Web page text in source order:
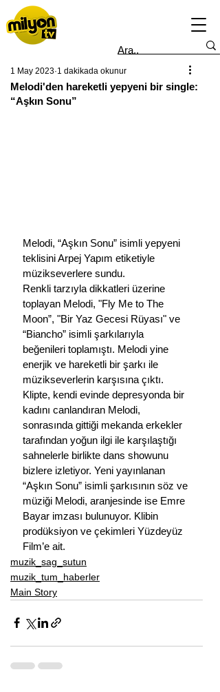
Melodi'den hareketli yepyeni bir single:
“Aşkın Sonu”
1 May 2023 1 dakikada okunur
Melodi, “Aşkın Sonu” isimli yepyeni
teklisini Arpej Yapım etiketiyle
müzikseverlere sundu.
Renkli tarzıyla dikkatleri üzerine
toplayan Melodi, "Fly Me to The
Moon”, "Bir Yaz Gecesi Rüyası" ve
“Biancho” isimli şarkılarıyla
beğenileri toplamıştı. Melodi yine
enerjik ve hareketli bir şarkı ile
müzikseverlerin karşısına çıktı.
Klipte, kendi evinde depresyonda bir
kadını canlandıran Melodi,
sonrasında gittiği mekanda erkekler
tarafından yoğun ilgi ile karşılaştığı
sahnelerle birlikte dans showunu
bizlere izletiyor. Yeni yayınlanan
“Aşkın Sonu” isimli şarkısının söz ve
müziği Melodi, aranjesinde ise Emre
Bayar imzası bulunuyor. Klibin
prodüksiyon ve çekimleri Yüzdeyüz
Film’e ait.
muzik_sag_sutun
muzik_tum_haberler
Main Story